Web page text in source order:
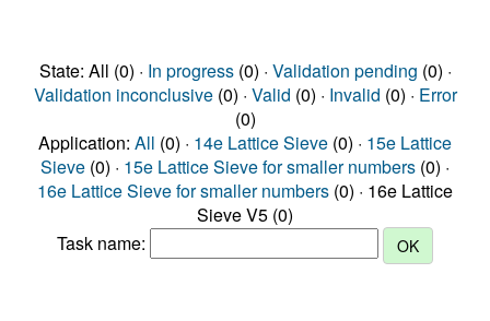
State: All (0) · In progress(0) · Validation pending (0) ·
Validation inconclusive(0) · Valid (0) · Invalid (0) · Error
(0)
Application: All (0) · 14e Lattice Sieve (0) · 15e Lattice
Sieve (0) · 15e Lattice Sieve for smaller numbers (0) ·
16e Lattice Sieve for smaller numbers (0) · 16e Lattice
Sieve V5 (0)
Task name: